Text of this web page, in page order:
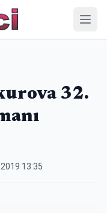
32.
2019 13:35